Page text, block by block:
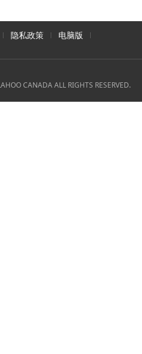
隐私政策 电脑版
CANADA ALL RIGHTS RESERVED.